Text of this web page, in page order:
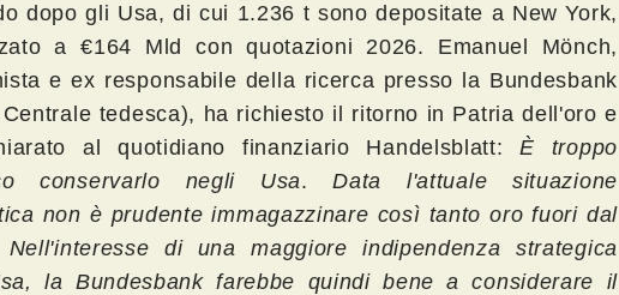
dopo gli Usa, di cui 1.236 t sono depositate a New York,
a €164 Mld con quotazioni 2026. Emanuel Mönch,
e ex responsabile della ricerca presso la Bundesbank
tedesca), ha richiesto il ritorno in Patria dell'oro e
al quotidiano finanziario Handelsblatt:È troppo
conservarlo negli Usa.Data l'attuale situazione
non è prudente immagazzinare così tanto oro fuori dal
Nell'interesse di una maggiore indipendenza strategica
la Bundesbank farebbe quindi bene a considerare il